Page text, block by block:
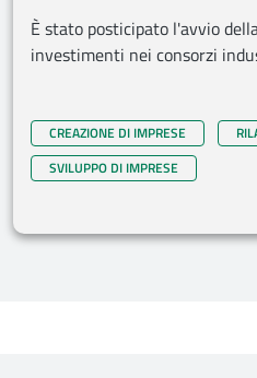
È stato posticipato l'avvio
investimenti nei consorzi
CREAZIONE DI IMPRESE
SVILUPPO DI IMPRESE